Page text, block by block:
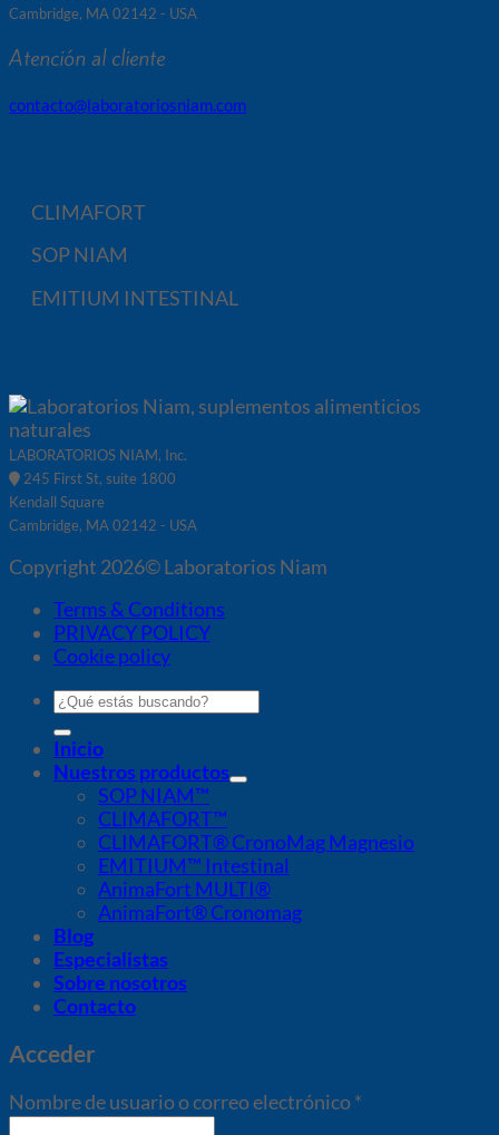
Cambridge, MA 02142 - USA
Atención al cliente
contacto@laboratoriosniam.com
CLIMAFORT
SOP NIAM
EMITIUM INTESTINAL
LABORATORIOS NIAM, Inc.
245 First St, suite 1800
Kendall Square
Cambridge, MA 02142 - USA
Copyright 2026© Laboratorios Niam
Terms & Conditions
PRIVACY POLICY
Cookie policy
Buscar
Inicio
Nuestros productos
SOP NIAM™
CLIMAFORT™
CLIMAFORT® CronoMag Magnesio
EMITIUM™ Intestinal
AnimaFort MULTI®
AnimaFort® Cronomag
Blog
Especialistas
Sobre nosotros
Contacto
Acceder
Nombre de usuario o correo electrónico*